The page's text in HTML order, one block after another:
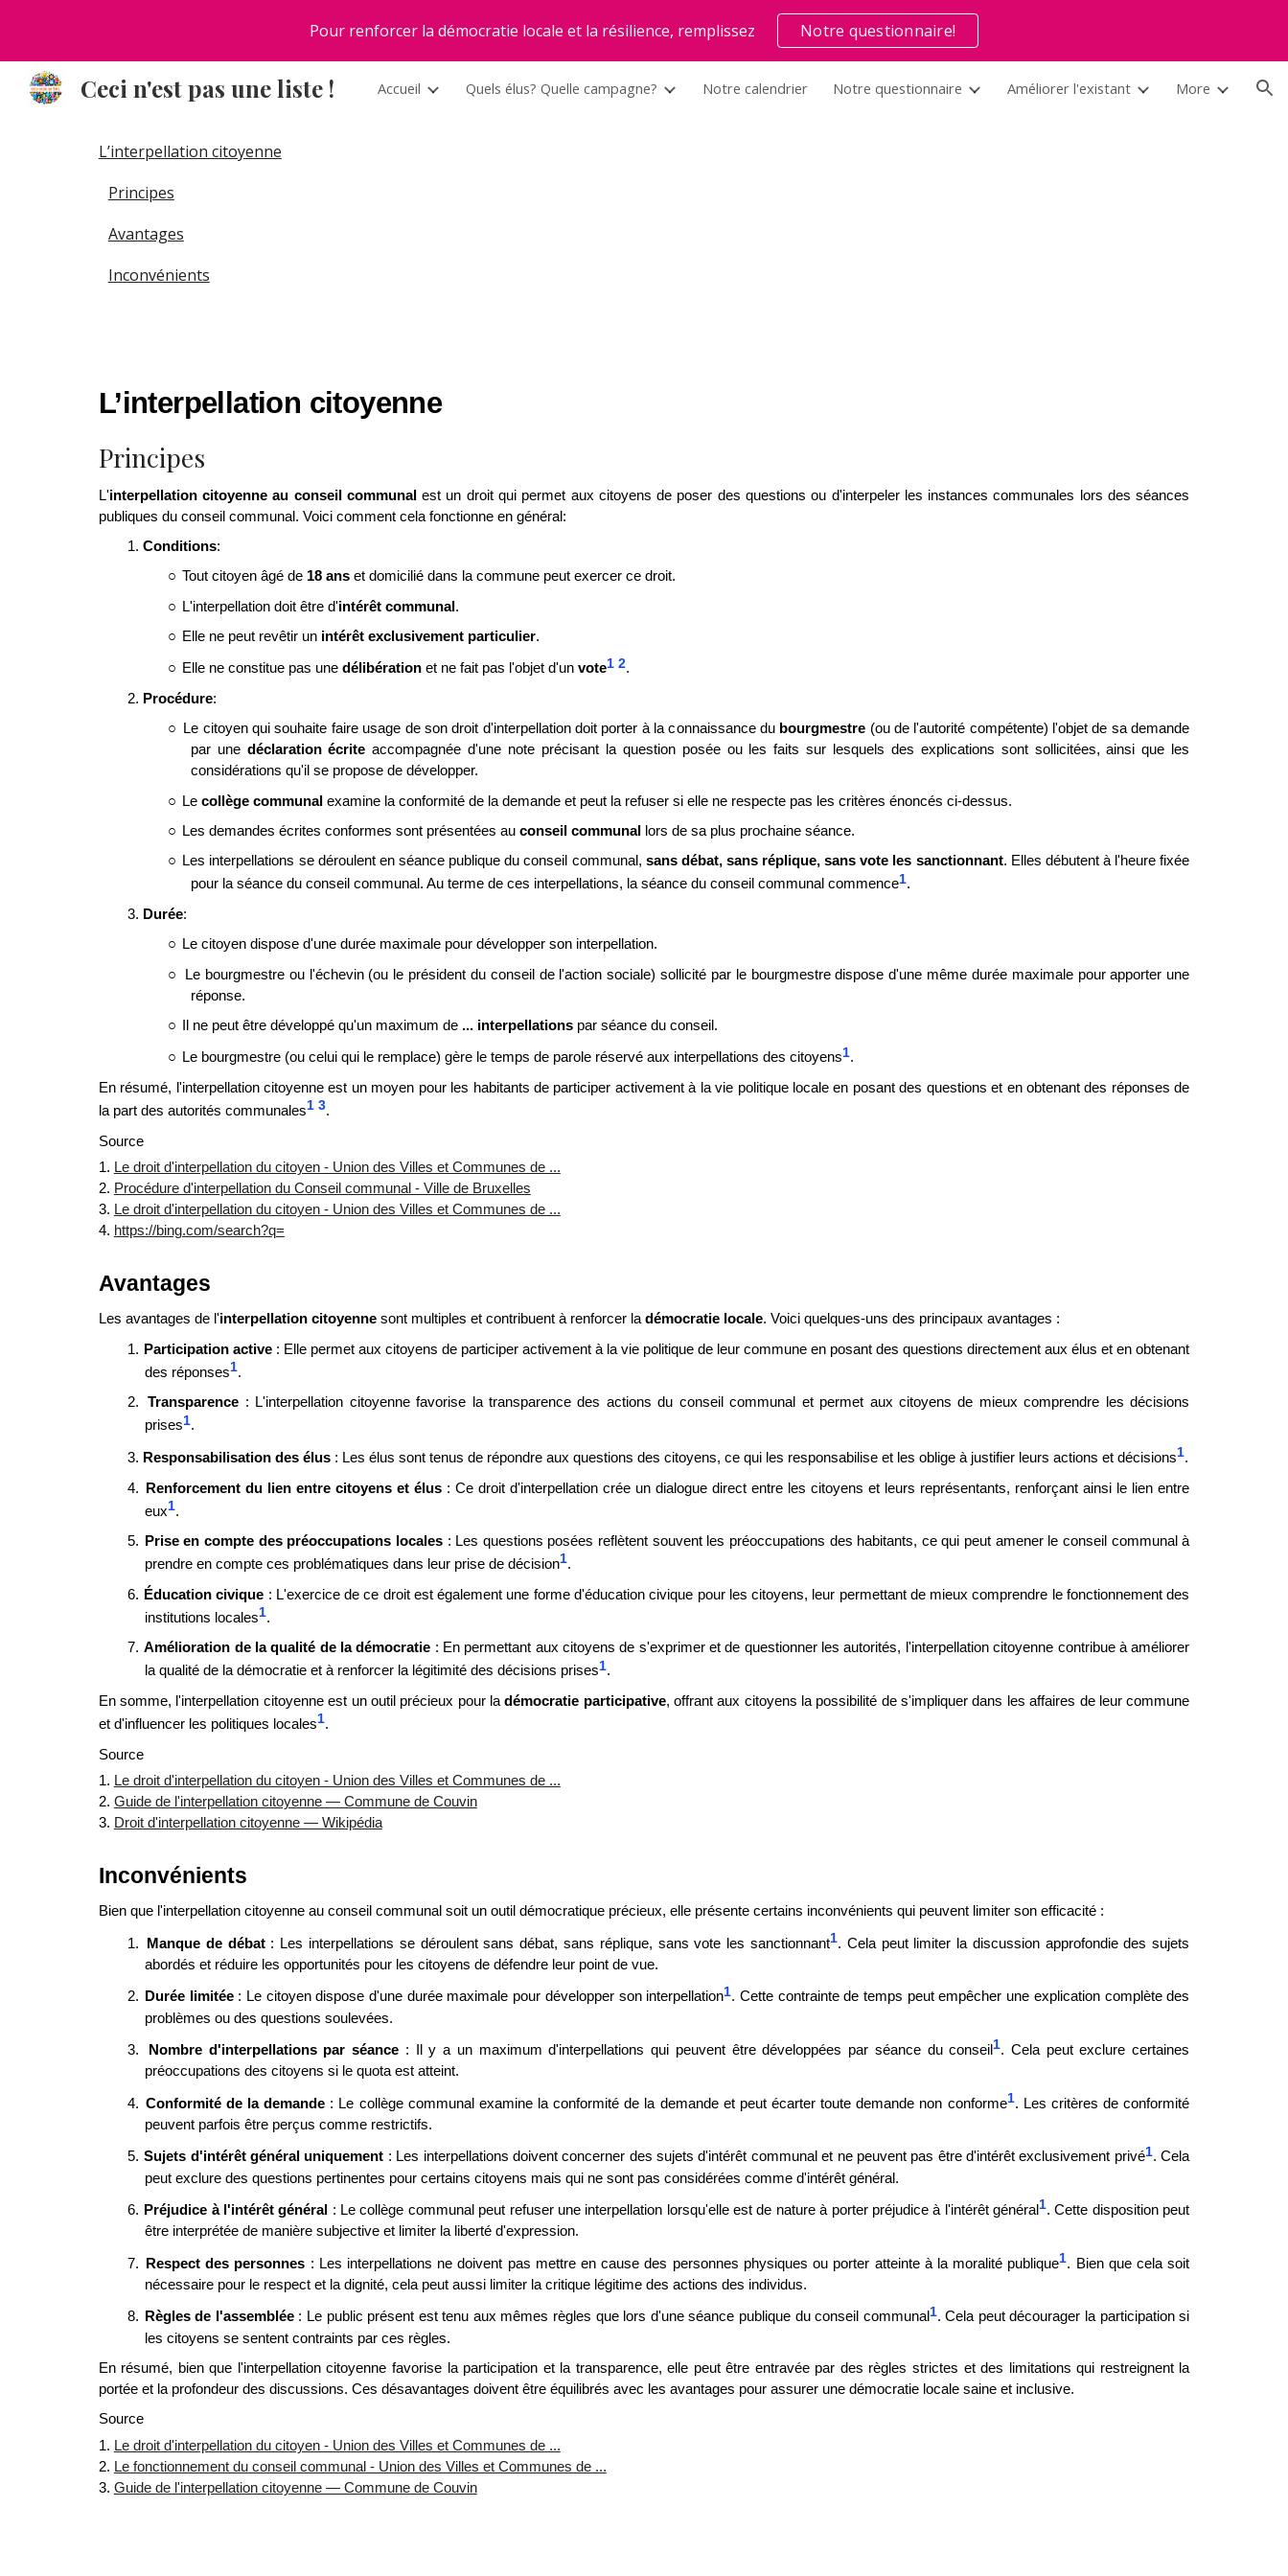
Skip to main content Skip to navigation
Pour renforcer la démocratie locale et la résilience, remplissez Notre questionnaire!
Ceci n'est pas une liste ! Accueil Quels élus? Quelle campagne? Notre calendrier Notre questionnaire Améliorer l'existant More
L’interpellation citoyenne
Principes
Avantages
Inconvénients
L’interpellation citoyenne
Principes
L'interpellation citoyenne au conseil communal est un droit qui permet aux citoyens de poser des questions ou d'interpeler les instances communales lors des séances
publiques du conseil communal. Voici comment cela fonctionne en général:
1. Conditions:
○ Tout citoyen âgé de 18 anset domicilié dans la commune peut exercer ce droit.
○
L'interpellation doit être d'intérêt communal .
○ Elle ne peut revêtir un intérêt exclusivement particulier.
○ Elle ne constitue pas une délibérationet ne fait pas l'objet d'un vote1 2.
2. Procédure:
○
Le citoyen qui souhaite faire usage de son droit d'interpellation doit porter à la connaissance du bourgmestre (ou de l'autorité compétente) l'objet de sa demande
par une déclaration écrite accompagnée d'une note précisant la question posée ou les faits sur lesquels des explications sont sollicitées, ainsi que les
considérations qu'il se propose de développer.
○
Le collège communal examine la conformité de la demande et peut la refuser si elle ne respecte pas les critères énoncés ci-dessus.
○
Les demandes écrites conformes sont présentées au conseil communal
lors de sa plus prochaine séance.
○ Les interpellations se déroulent en séance publique du conseil communal, sans débat, sans réplique, sans vote les sanctionnant. Elles débutent à l'heure fixée
pour la séance du conseil communal. Au terme de ces interpellations, la séance du conseil communal commence1.
3. Durée:
○ Le citoyen dispose d'une durée maximale pour développer son interpellation.
○
Le bourgmestre ou l'échevin (ou le président du conseil de l'action sociale) sollicité par le bourgmestre dispose d'une même durée maximale pour apporter une
réponse.
○
Il ne peut être développé qu'un maximum de ... interpellationspar séance du conseil.
○ Le bourgmestre (ou celui qui le remplace) gère le temps de parole réservé aux interpellations des citoyens1.
En résumé, l'interpellation citoyenne est un moyen pour les habitants de participer activement à la vie politique locale en posant des questions et en obtenant des réponses de
la part des autorités communales1 3.
Source
1. Le droit d'interpellation du citoyen - Union des Villes et Communes de ...
2. Procédure d'interpellation du Conseil communal - Ville de Bruxelles
3. Le droit d'interpellation du citoyen - Union des Villes et Communes de ...
4. https://bing.com/search?q=
Avantages
Les avantages de l'interpellation citoyennesont multiples et contribuent à renforcer ladémocratie locale. Voici quelques-uns des principaux avantages :
1. Participation active: Elle permet aux citoyens de participer activement à la vie politique de leur commune en posant des questions directement aux élus et en obtenant
des réponses1.
2.
Transparence : L'interpellation citoyenne favorise la transparence des actions du conseil communal et permet aux citoyens de mieux comprendre les décisions
prises1.
3. Responsabilisation des élus : Les élus sont tenus de répondre aux questions des citoyens, ce qui les responsabilise et les oblige à justifier leurs actions et décisions1.
4. Renforcement du lien entre citoyens et élus: Ce droit d'interpellation crée un dialogue direct entre les citoyens et leurs représentants, renforçant ainsi le lien entre
eux1.
5.
Prise en compte des préoccupations locales: Les questions posées reflètent souvent les préoccupations des habitants, ce qui peut amener le conseil communal à
prendre en compte ces problématiques dans leur prise de décision1.
6. Éducation civique : L'exercice de ce droit est également une forme d'éducation civique pour les citoyens, leur permettant de mieux comprendre le fonctionnement des
institutions locales1.
7. Amélioration de la qualité de la démocratie : En permettant aux citoyens de s'exprimer et de questionner les autorités, l'interpellation citoyenne contribue à améliorer
la qualité de la démocratie et à renforcer la légitimité des décisions prises1.
En somme, l'interpellation citoyenne est un outil précieux pour ladémocratie participative, offrant aux citoyens la possibilité de s'impliquer dans les affaires de leur commune
et d'influencer les politiques locales1.
Source
1. Le droit d'interpellation du citoyen - Union des Villes et Communes de ...
2. Guide de l'interpellation citoyenne — Commune de Couvin
3. Droit d'interpellation citoyenne — Wikipédia
Inconvénients
Bien que l'interpellation citoyenne au conseil communal soit un outil démocratique précieux, elle présente certains inconvénients qui peuvent limiter son efficacité :
1. Manque de débat: Les interpellations se déroulent sans débat, sans réplique, sans vote les sanctionnant1. Cela peut limiter la discussion approfondie des sujets
abordés et réduire les opportunités pour les citoyens de défendre leur point de vue.
2. Durée limitée: Le citoyen dispose d'une durée maximale pour développer son interpellation1. Cette contrainte de temps peut empêcher une explication complète des
problèmes ou des questions soulevées.
3. Nombre d'interpellations par séance : Il y a un maximum d'interpellations qui peuvent être développées par séance du conseil1. Cela peut exclure certaines
préoccupations des citoyens si le quota est atteint.
4. Conformité de la demande : Le collège communal examine la conformité de la demande et peut écarter toute demande non conforme1. Les critères de conformité
peuvent parfois être perçus comme restrictifs.
5. Sujets d'intérêt général uniquement : Les interpellations doivent concerner des sujets d'intérêt communal et ne peuvent pas être d'intérêt exclusivement privé1. Cela
peut exclure des questions pertinentes pour certains citoyens mais qui ne sont pas considérées comme d'intérêt général.
6. Préjudice à l'intérêt général : Le collège communal peut refuser une interpellation lorsqu'elle est de nature à porter préjudice à l'intérêt général1. Cette disposition peut
être interprétée de manière subjective et limiter la liberté d'expression.
7. Respect des personnes : Les interpellations ne doivent pas mettre en cause des personnes physiques ou porter atteinte à la moralité publique1. Bien que cela soit
nécessaire pour le respect et la dignité, cela peut aussi limiter la critique légitime des actions des individus.
8. Règles de l'assemblée: Le public présent est tenu aux mêmes règles que lors d'une séance publique du conseil communal1. Cela peut décourager la participation si
les citoyens se sentent contraints par ces règles.
En résumé, bien que l'interpellation citoyenne favorise la participation et la transparence, elle peut être entravée par des règles strictes et des limitations qui restreignent la
portée et la profondeur des discussions. Ces désavantages doivent être équilibrés avec les avantages pour assurer une démocratie locale saine et inclusive.
Source
1. Le droit d'interpellation du citoyen - Union des Villes et Communes de ...
2. Le fonctionnement du conseil communal - Union des Villes et Communes de ...
3. Guide de l'interpellation citoyenne — Commune de Couvin